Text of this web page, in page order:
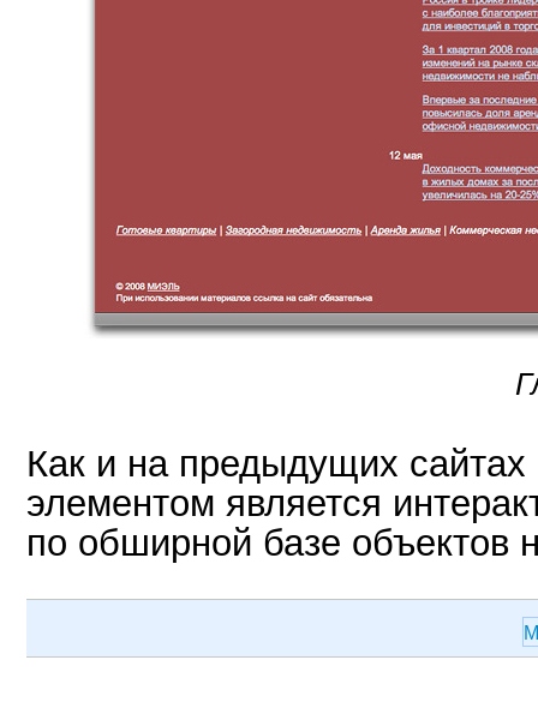
Как и на предыдущих
элементом является
по обширной базе объектов